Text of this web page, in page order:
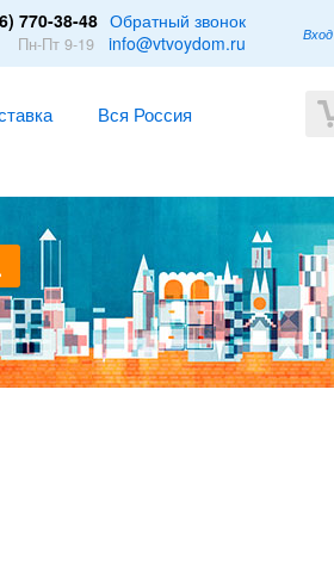
Вход
770-38-48 Обратный звонок
Пн-Пт 9-19 info@vtvoydom.ru
Вся Россия